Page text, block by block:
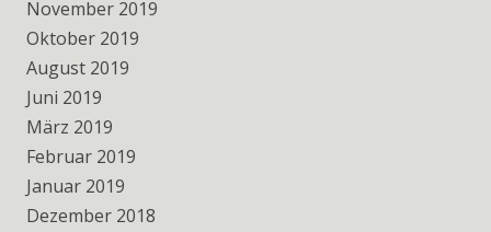
November 2019
Oktober 2019
August 2019
Juni 2019
März 2019
Februar 2019
Januar 2019
Dezember 2018